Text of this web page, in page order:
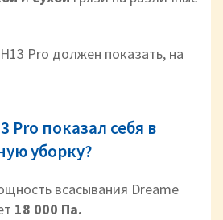
Pro должен показать, на
Pro показал себя в
уборку?
всасывания Dreame
18 000 Па.